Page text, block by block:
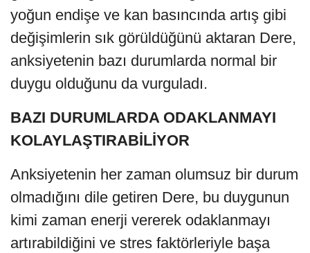
yoğun endişe ve kan basıncında artış gibi
değişimlerin sık görüldüğünü aktaran Dere,
anksiyetenin bazı durumlarda normal bir
duygu olduğunu da vurguladı.
BAZI DURUMLARDA ODAKLANMAYI
KOLAYLAŞTIRABİLİYOR
Anksiyetenin her zaman olumsuz bir durum
olmadığını dile getiren Dere, bu duygunun
kimi zaman enerji vererek odaklanmayı
artırabildiğini ve stres faktörleriyle başa